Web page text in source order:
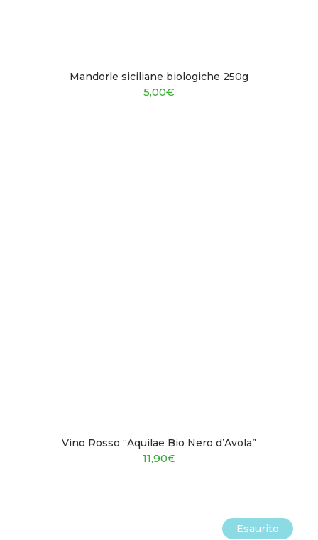
Mandorle siciliane biologiche 250g
5,00€
Vino Rosso “Aquilae Bio Nero d’Avola”
11,90€
Esaurito